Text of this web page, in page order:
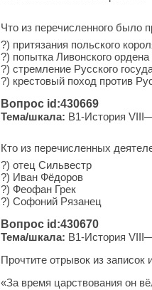
Что из перечисленного было
?) при­тя­за­ния поль­ско­го
?) по­пыт­ка Ли­вон­ско­го
?) стрем­ле­ние Рус­ско­го
?) кре­сто­вый поход про­тив
Вопрос id:430669
Тема/шкала: B1-История
Кто из перечисленных
?) отец Сильвестр
?) Иван Фёдоров
?) Фе­о­фан Грек
?) Со­фо­ний Рязанец
Вопрос id:430670
Тема/шкала: B1-История
Прочтите отрывок из
«За время царствования он